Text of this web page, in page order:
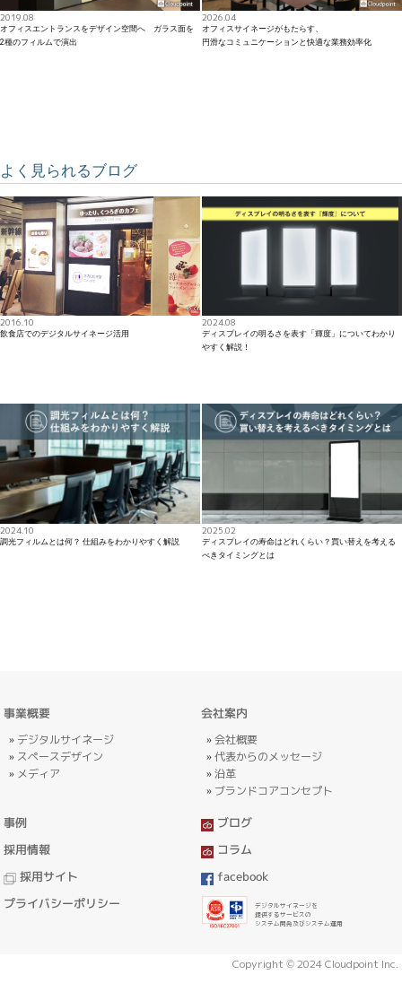
2019.08
オフィスエントランスをデザイン空間へ ガラス面を
2種のフィルムで演出
2026.04
オフィスサイネージがもたらす、
円滑なコミュニケーションと快適な業務効率化
よく見られるブログ
2016.10
飲食店でのデジタルサイネージ活用
2024.08
ディスプレイの明るさを表す「輝度」についてわかり
やすく解説！
2024.10
調光フィルムとは何？ 仕組みをわかりやすく解説
2025.02
ディスプレイの寿命はどれくらい？買い替えを考える
べきタイミングとは
事業概要
デジタルサイネージ
スペースデザイン
メディア
会社案内
会社概要
代表からのメッセージ
沿革
ブランドコアコンセプト
事例
採用情報
採用サイト
プライバシーポリシー
ブログ
コラム
facebook
デジタルサイネージを
提供するサービスの
システム開発及びシステム運用
Copyright © 2024 Cloudpoint Inc.